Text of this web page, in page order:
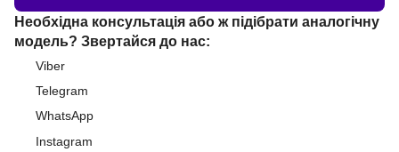
Необхідна консультація або ж підібрати аналогічну
модель? Звертайся до нас:
Viber
Telegram
WhatsApp
Instagram